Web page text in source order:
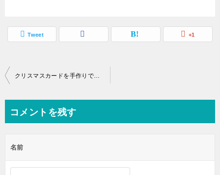
Tweet +1
投
ビ
ー
シ
クリスマスカードを手作りで飛び出すものを簡単に作る型紙キット
コメントを残す
名前